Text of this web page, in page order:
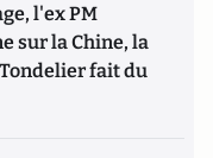
l'ex PM
sur la Chine, la
fait du